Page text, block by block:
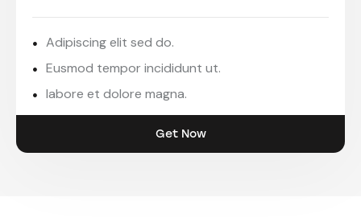
Adipiscing elit sed do.
Eusmod tempor incididunt ut.
labore et dolore magna.
Get Now